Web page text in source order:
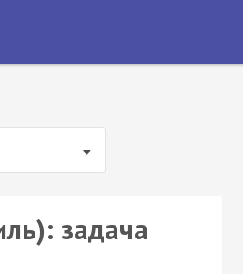
задача